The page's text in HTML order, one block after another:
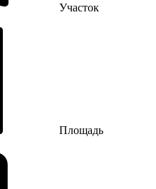
Участок
Площадь